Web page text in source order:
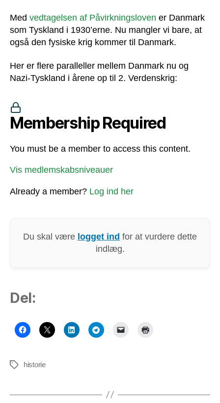
Med vedtagelsen af Påvirkningsloven er Danmark
som Tyskland i 1930’erne. Nu mangler vi bare, at
også den fysiske krig kommer til Danmark.
Her er flere paralleller mellem Danmark nu og
Nazi-Tyskland i årene op til 2. Verdenskrig:
Membership Required
You must be a member to access this content.
Vis medlemskabsniveauer
Already a member? Log ind her
Du skal være logget ind for at vurdere dette
indlæg.
Del:
Tags historie